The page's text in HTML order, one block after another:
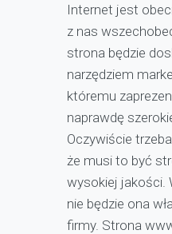
Internet jest
z nas
strona będzie
narzędziem
któremu
naprawdę
Oczywiście
że musi to być
wysokiej jakości.
nie będzie ona
firmy. Strona